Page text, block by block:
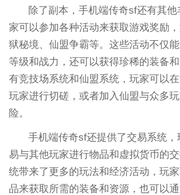
除了副本，手机端传奇sf还有其
家可以参加各种活动来获取游戏奖励
狱秘境、仙盟争霸等。这些活动不仅
等级和战力，还可以获得珍稀的装备
有竞技场系统和仙盟系统，玩家可以
玩家进行切磋，或者加入仙盟与众多
险。
手机端传奇sf还提供了交易系统，
易与其他玩家进行物品和虚拟货币的
统带来了更多的玩法和经济活动，玩
品来获取所需的装备和资源，也可以